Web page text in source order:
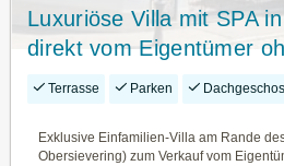
Luxuriöse Villa mit SPA
direkt vom Eigentümer
Terrasse Parken
Exklusive Einfamilien-Villa am Rande
Obersievering) zum Verkauf vom